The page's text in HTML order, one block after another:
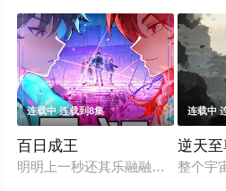
连载中 连载到8集 4.0
百日成王
明明上一秒还其乐融融的餐厅，
连载中
逆天
整个宇